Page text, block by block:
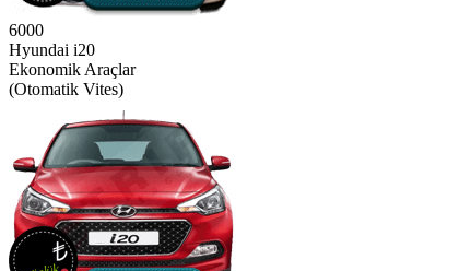
6000
Hyundai i20
Ekonomik Araçlar
(Otomatik Vites)